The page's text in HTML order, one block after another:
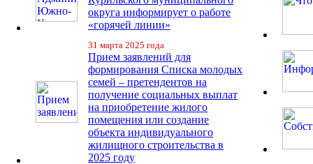
округа информирует о работе
«горячей линии»
31 марта 2025 года
Прием заявлений для
формирования Списка молодых
семей – претендентов на
получение социальных выплат
на приобретение жилого
помещения или создание
объекта индивидуального
жилищного строительства в
2025 году